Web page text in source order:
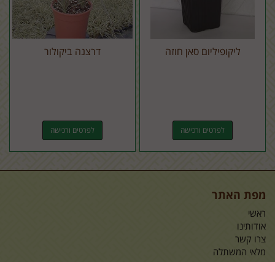
ליקופיליום סאן חוזה
לפרטים ורכישה
דרצנה ביקולור
לפרטים ורכישה
מפת האתר
ראשי
אודותינו
צרו קשר
מלאי המשתלה